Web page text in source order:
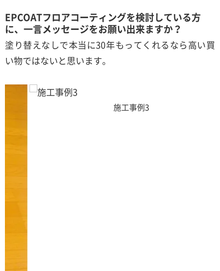
EPCOATフロアコーティングを検討している方
に、一言メッセージをお願い出来ますか？
塗り替えなしで本当に30年もってくれるなら高い買
い物ではないと思います。